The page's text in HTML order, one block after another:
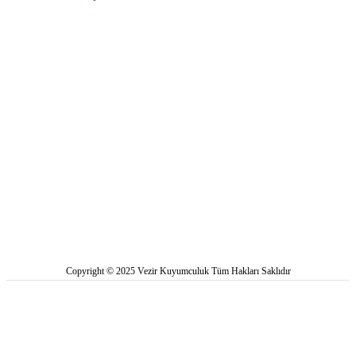
Copyright © 2025 Vezir Kuyumculuk Tüm Hakları Saklıdır